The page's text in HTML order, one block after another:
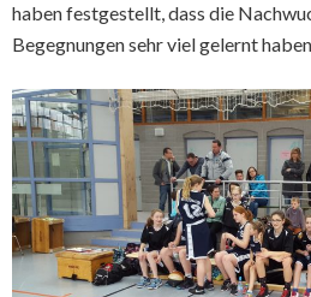
haben festgestellt, dass die
Begegnungen sehr viel gelernt